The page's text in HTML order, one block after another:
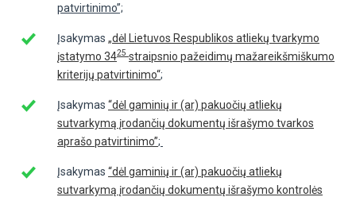
patvirtinimo”;
Įsakymas „dėl Lietuvos Respublikos atliekų tvarkymo
įstatymo 3425 straipsnio pažeidimų mažareikšmiškumo
kriterijų patvirtinimo“;
Įsakymas “dėl gaminių ir (ar) pakuočių atliekų
sutvarkymą įrodančių dokumentų išrašymo tvarkos
aprašo patvirtinimo”;
Įsakymas “dėl gaminių ir (ar) pakuočių atliekų
sutvarkymą įrodančių dokumentų išrašymo kontrolės